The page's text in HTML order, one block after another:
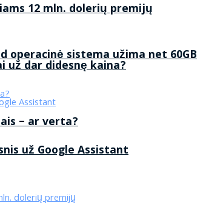
operacinė sistema užima net 60GB
už Google Assistant
12 mln. dolerių premijų
už dar didesnę kaina?
– ar verta?